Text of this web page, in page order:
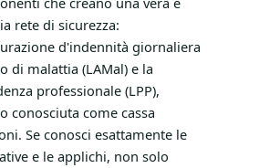
rete di sicurezza:
d'indennità giornaliera
di malattia (LAMal) e la
professionale (LPP),
conosciuta come cassa
Se conosci esattamente le
e le applichi, non solo